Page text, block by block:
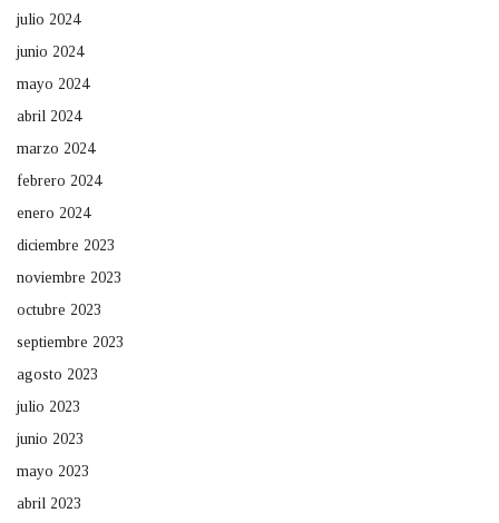
julio 2024
junio 2024
mayo 2024
abril 2024
marzo 2024
febrero 2024
enero 2024
diciembre 2023
noviembre 2023
octubre 2023
septiembre 2023
agosto 2023
julio 2023
junio 2023
mayo 2023
abril 2023